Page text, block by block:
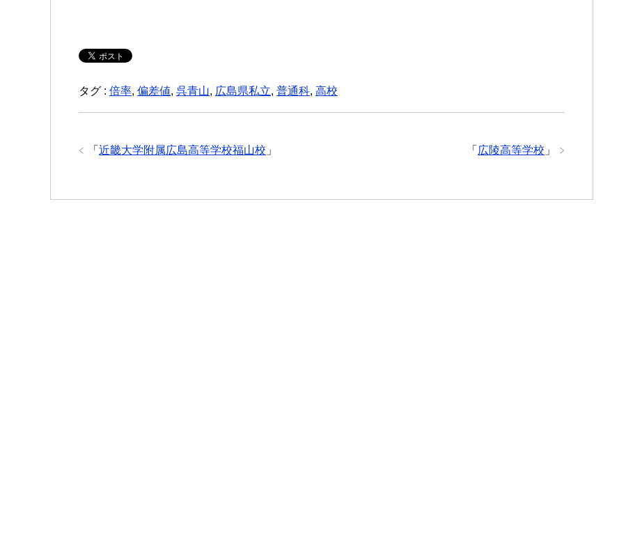
タグ : 倍率, 偏差値, 呉青山, 広島県私立, 普通科, 高校
「 広陵高等学校 」
「 近畿大学附属広島高等学校福山校 」